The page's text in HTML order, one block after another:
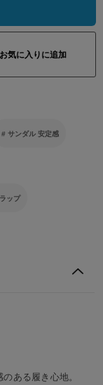
お気に入りに追加
サンダル 安定感
ップ
ある履き心地。